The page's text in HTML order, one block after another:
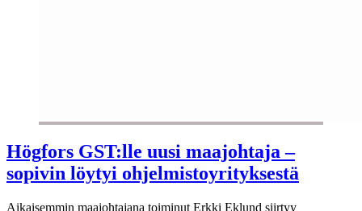
Högfors GST:lle uusi maajohtaja –
sopivin löytyi ohjelmistoyrityksestä
Aikaisemmin maajohtajana toiminut Erkki Eklund siirtyy